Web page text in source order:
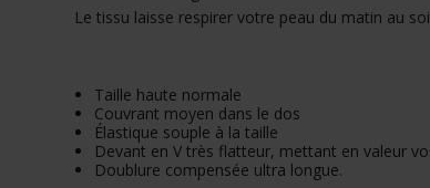
Le tissu laisse respirer votre peau du matin au
Taille haute normale
Couvrant moyen dans le dos
Élastique souple à la taille
Devant en V très flatteur, mettant en valeur
Doublure compensée ultra longue.